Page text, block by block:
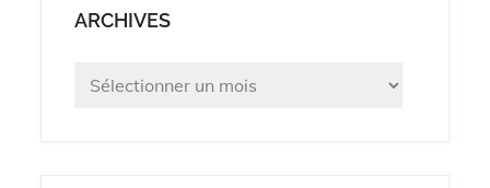
ARCHIVES
Archives